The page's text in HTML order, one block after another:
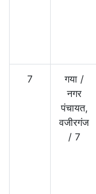
7 गया/
नगर
पंचायत,
वजीरगंज
/ 7